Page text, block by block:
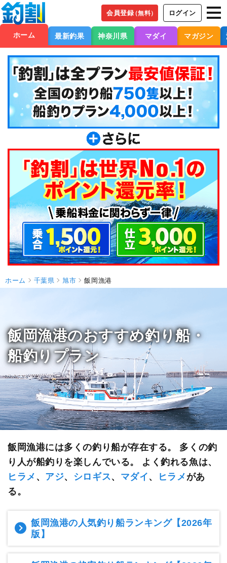
会員登録（無料） ログイン
ホーム 最新釣果 神奈川県 マダイ マガジン
ホーム 千葉県 旭市 飯岡漁港
飯岡漁港のおすすめ釣り船・
船釣りプラン
飯岡漁港には多くの釣り船が存在する。 多くの釣
り人が船釣りを楽しんでいる。 よく釣れる魚は、
ヒラメ 、 アジ、 シロギス、 マダイ、 ヒラメ があ
る。
飯岡漁港の人気釣り船ランキング【2026年
版】